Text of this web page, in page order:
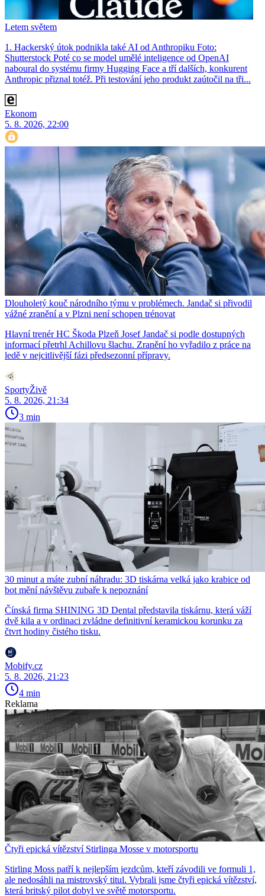
Letem světem
1. Hackerský útok podnikla také AI od Anthropiku Foto:
Shutterstock Poté co se model umělé inteligence od OpenAI
naboural do systému firmy Hugging Face a tří dalších, konkurent
Anthro­pic přiznal totéž. Při testování jeho produkt zaútočil na tři...
Ekonom
5. 8. 2026, 22:00
Dlouholetý kouč národního týmu v problémech. Jandač si přivodil
vážné zranění a v Plzni není schopen trénovat
Hlavní trenér HC Škoda Plzeň Josef Jandač si podle dostupných
informací přetrhl Achillovu šlachu. Zranění ho vyřadilo z práce na
ledě v nejcitlivější fázi předsezonní přípravy.
SportyŽivě
5. 8. 2026, 21:34
3 min
30 minut a máte zubní náhradu: 3D tiskárna velká jako krabice od
bot mění návštěvu zubaře k nepoznání
Čínská firma SHINING 3D Dental představila tiskárnu, která váží
dvě kila a v ordinaci zvládne definitivní keramickou korunku za
čtvrt hodiny čistého tisku.
Mobify.cz
5. 8. 2026, 21:23
4 min
Reklama
Čtyři epická vítězství Stirlinga Mosse v motorsportu
Stirling Moss patří k nejlepším jezdcům, kteří závodili ve formuli 1,
ale nedosáhli na mistrovský titul. Vybrali jsme čtyři epická vítězství,
která britský pilot dobyl ve světě motorsportu.